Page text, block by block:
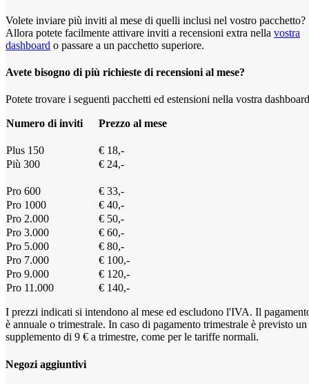
Volete inviare più inviti al mese di quelli inclusi nel vostro pacchetto?
Allora potete facilmente attivare inviti a recensioni extra nella vostra
dashboard o passare a un pacchetto superiore.
Avete bisogno di più richieste di recensioni al mese?
Potete trovare i seguenti pacchetti ed estensioni nella vostra
Numero di inviti Prezzo al mese
Plus 150
€ 18,-
Più 300
€ 24,-
Pro 600
€ 33,-
Pro 1000
€ 40,-
Pro 2.000
€ 50,-
Pro 3.000
€ 60,-
Pro 5.000
€ 80,-
Pro 7.000
€ 100,-
Pro 9.000
€ 120,-
Pro 11.000
€ 140,-
I prezzi indicati si intendono al mese ed escludono l'IVA. Il
è annuale o trimestrale. In caso di pagamento trimestrale è previsto un
supplemento di 9 € a trimestre, come per le tariffe normali.
Negozi aggiuntivi